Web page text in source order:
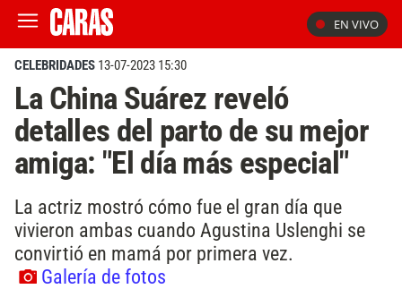
EN VIVO
CELEBRIDADES 13-07-2023 15:30
La China Suárez reveló
detalles del parto de su mejor
amiga: "El día más especial"
La actriz mostró cómo fue el gran día que
vivieron ambas cuando Agustina Uslenghi se
convirtió en mamá por primera vez.
Galería de fotos